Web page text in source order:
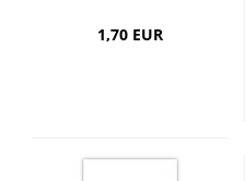
1,70 EUR